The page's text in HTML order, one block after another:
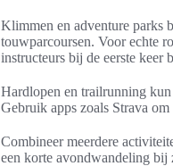
Klimmen en adventure parks
touwparcoursen. Voor echte
instructeurs bij de eerste keer
Hardlopen en trailrunning kun
Gebruik apps zoals Strava
Combineer meerdere
een korte avondwandeling bij